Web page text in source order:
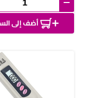
أضف إلى